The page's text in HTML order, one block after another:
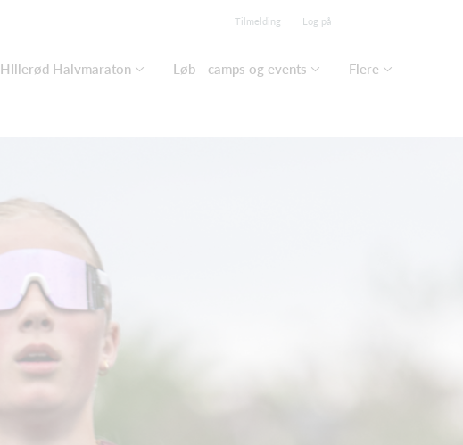
Tilmelding Log på
HIllerød Halvmaraton Løb - camps og events Flere